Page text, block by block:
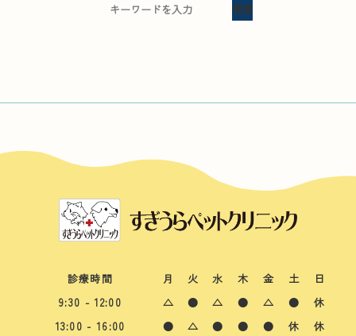
検索
診療時間 月 火 水 木 金 土
日
9:30 - 12:00
△ ● △ ● △ ●
休
13:00 - 16:00
● △ ● ● ● 休
休